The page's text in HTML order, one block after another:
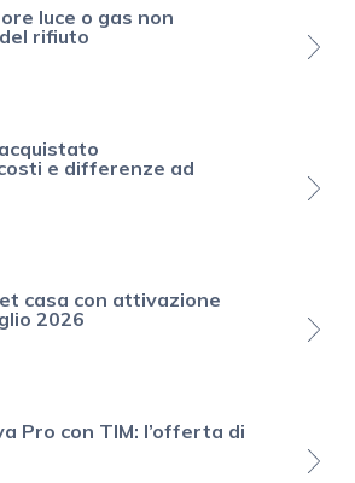
luce o gas non
rifiuto
e differenze ad
casa con attivazione
2026
Pro con TIM: l’offerta di